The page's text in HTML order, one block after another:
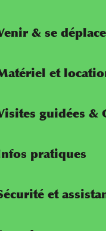
& se
et
guidées &
pratiques
et